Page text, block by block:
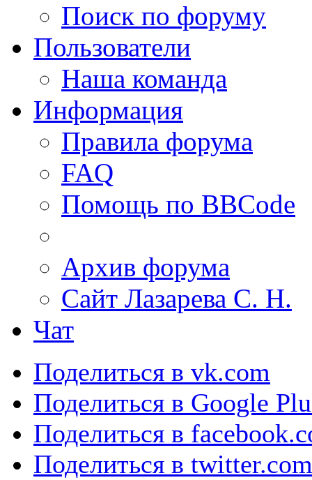
Поиск по форуму
Пользователи
Наша команда
Информация
Правила форума
FAQ
Помощь по BBCode
Архив форума
Сайт Лазарева С. Н.
Чат
Поделиться в vk.com
Поделиться в Google
Поделиться в
Поделиться в twitter.com